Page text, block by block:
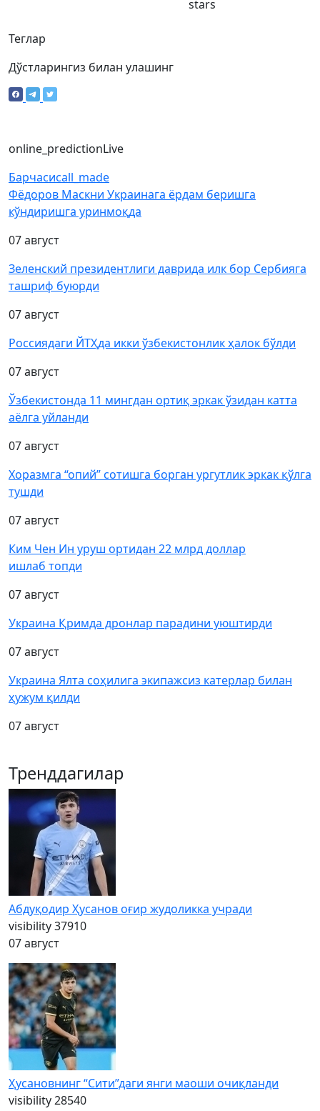
Теглар
stars
Дўстларингиз билан улашинг
online_predictionLive
Барчасиcall_made
Фёдоров Маскни Украинага ёрдам беришга
кўндиришга уринмоқда
07 август
Зеленский президентлиги даврида илк бор Сербияга
ташриф буюрди
07 август
Россиядаги ЙТҲда икки ўзбекистонлик ҳалок бўлди
07 август
Ўзбекистонда 11 мингдан ортиқ эркак ўзидан катта
аёлга уйланди
07 август
Хоразмга “опий” сотишга борган ургутлик эркак қўлга
тушди
07 август
Ким Чен Ин уруш ортидан 22 млрд доллар
ишлаб топди
07 август
Украина Қримда дронлар парадини уюштирди
07 август
Украина Ялта соҳилига экипажсиз катерлар билан
ҳужум қилди
07 август
Тренддагилар
Абдуқодир Ҳусанов оғир жудоликка учради
visibility37910
07 август
Ҳусановнинг “Сити”даги янги маоши очиқланди
visibility28540